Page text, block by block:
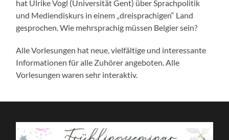
hat Ulrike Vogl (Universität Gent) über Sprachpolitik
und Mediendiskurs in einem „dreisprachigen“ Land
gesprochen. Wie mehrsprachig müssen Belgier sein?
Alle Vorlesungen hat neue, vielfältige und interessante
Informationen für alle Zuhörer angeboten. Alle
Vorlesungen waren sehr interaktiv.